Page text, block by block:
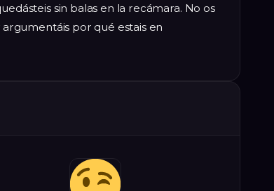
sin balas en la recámara. No os
argumentáis por qué estais en